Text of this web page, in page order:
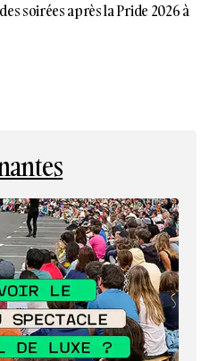
soirées après la Pride 2026 à